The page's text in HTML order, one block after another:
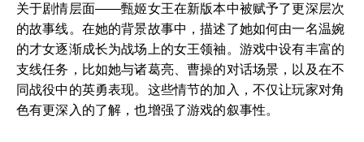
关于剧情层面——甄姬女王在新版本中被赋予了更深层次
的故事线。在她的背景故事中，描述了她如何由一名温婉
的才女逐渐成长为战场上的女王领袖。游戏中设有丰富的
支线任务，比如她与诸葛亮、曹操的对话场景，以及在不
同战役中的英勇表现。这些情节的加入，不仅让玩家对角
色有更深入的了解，也增强了游戏的叙事性。